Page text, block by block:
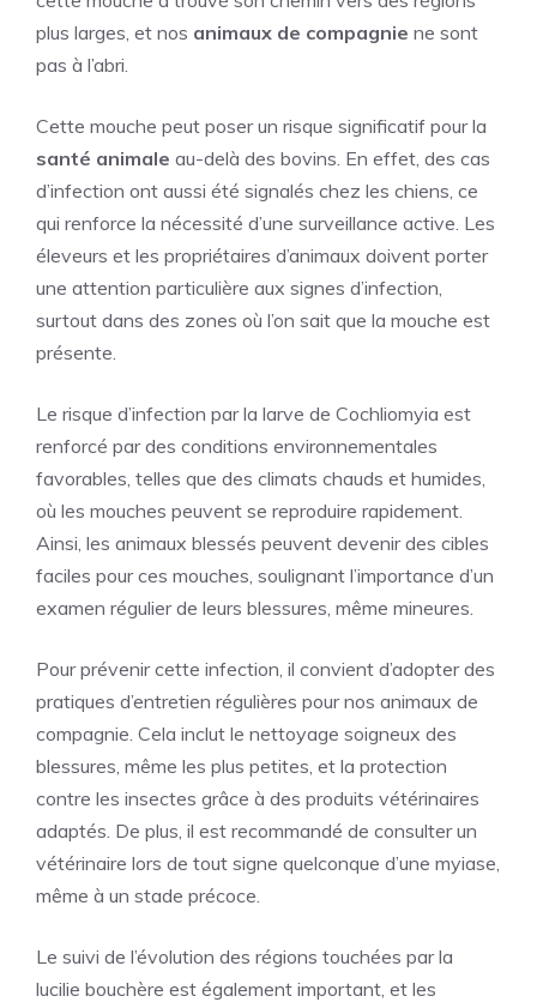
plus larges, et nos animaux de compagnie ne sont
pas à l’abri.
Cette mouche peut poser un risque significatif pour la
santé animale au-delà des bovins. En effet, des cas
d’infection ont aussi été signalés chez les chiens, ce
qui renforce la nécessité d’une surveillance active. Les
éleveurs et les propriétaires d’animaux doivent porter
une attention particulière aux signes d’infection,
surtout dans des zones où l’on sait que la mouche est
présente.
Le risque d’infection par la larve de Cochliomyia est
renforcé par des conditions environnementales
favorables, telles que des climats chauds et humides,
où les mouches peuvent se reproduire rapidement.
Ainsi, les animaux blessés peuvent devenir des cibles
faciles pour ces mouches, soulignant l’importance d’un
examen régulier de leurs blessures, même mineures.
Pour prévenir cette infection, il convient d’adopter des
pratiques d’entretien régulières pour nos animaux de
compagnie. Cela inclut le nettoyage soigneux des
blessures, même les plus petites, et la protection
contre les insectes grâce à des produits vétérinaires
adaptés. De plus, il est recommandé de consulter un
vétérinaire lors de tout signe quelconque d’une myiase,
même à un stade précoce.
Le suivi de l’évolution des régions touchées par la
lucilie bouchère est également important, et les